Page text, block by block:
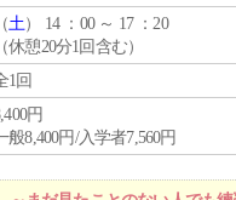
（土） 14 ：00 ～ 17 ：20
（休憩20分1回含む）
1回
円
般8,400円/入学者7,560円